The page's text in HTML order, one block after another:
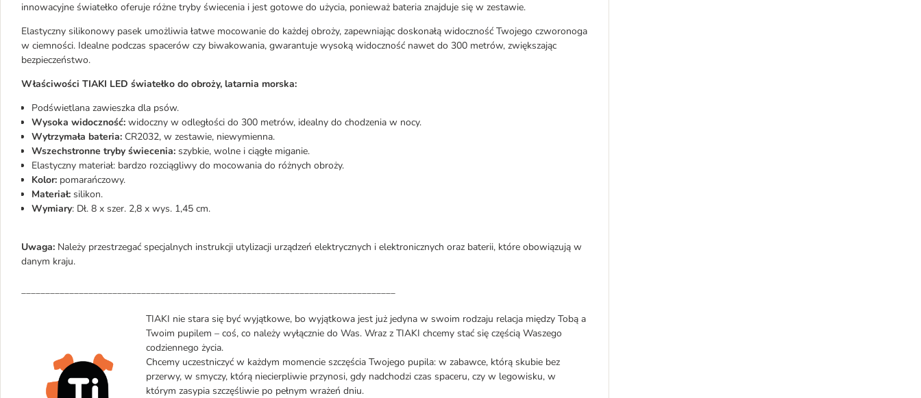
innowacyjne światełko oferuje różne tryby świecenia i jest gotowe do użycia, ponieważ bateria znajduje się w zestawie.
Elastyczny silikonowy pasek umożliwia łatwe mocowanie do każdej obroży, zapewniając doskonałą widoczność Twojego czworonoga
w ciemności. Idealne podczas spacerów czy biwakowania, gwarantuje wysoką widoczność nawet do 300 metrów, zwiększając
bezpieczeństwo.
Właściwości TIAKI LED światełko do obroży, latarnia morska:
Podświetlana zawieszka dla psów.
Wysoka widoczność: widoczny w odległości do 300 metrów, idealny do chodzenia w nocy.
Wytrzymała bateria: CR2032, w zestawie, niewymienna.
Wszechstronne tryby świecenia: szybkie, wolne i ciągłe miganie.
Elastyczny materiał: bardzo rozciągliwy do mocowania do różnych obroży.
Kolor: pomarańczowy.
Materiał: silikon.
Wymiary: Dł. 8 x szer. 2,8 x wys. 1,45 cm.
Uwaga: Należy przestrzegać specjalnych instrukcji utylizacji urządzeń elektrycznych i elektronicznych oraz baterii, które obowiązują w
danym kraju.
______________________________________________________________________________
TIAKI nie stara się być wyjątkowe, bo wyjątkowa jest już jedyna w swoim rodzaju relacja między Tobą a
Twoim pupilem – coś, co należy wyłącznie do Was. Wraz z TIAKI chcemy stać się częścią Waszego
codziennego życia.
Chcemy uczestniczyć w każdym momencie szczęścia Twojego pupila: w zabawce, którą skubie bez
przerwy, w smyczy, którą niecierpliwie przynosi, gdy nadchodzi czas spaceru, czy w legowisku, w
którym zasypia szczęśliwie po pełnym wrażeń dniu.